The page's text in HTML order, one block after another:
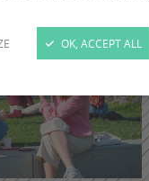
OK, ACCEPT ALL